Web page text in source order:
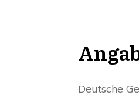
Deutsche